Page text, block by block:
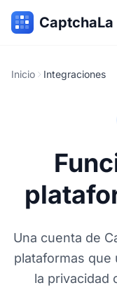
CaptchaLa
Inicio Integraciones
Una cuenta de
plataformas que
la privacidad